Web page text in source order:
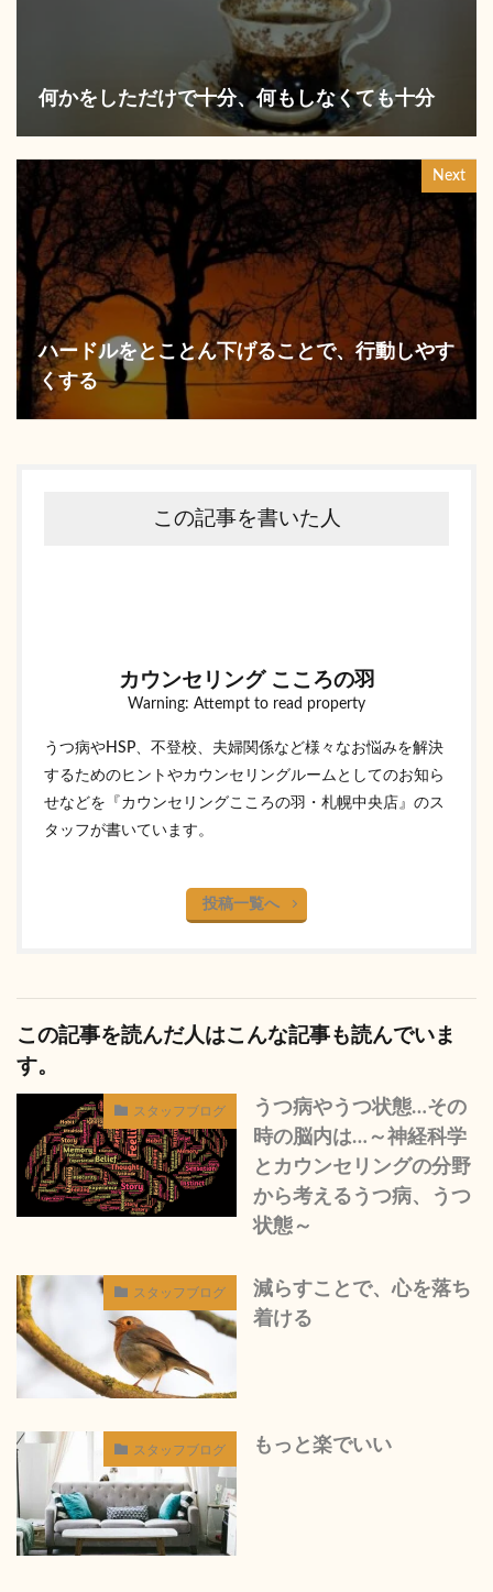
何かをしただけで十分、何もしなくても十分
Next
ハードルをとことん下げることで、行動しやす
くする
この記事を書いた人
カウンセリング こころの羽
Warning: Attempt to read property
うつ病やHSP、不登校、夫婦関係など様々なお悩みを解決
するためのヒントやカウンセリングルームとしてのお知ら
せなどを『カウンセリングこころの羽・札幌中央店』のス
タッフが書いています。
投稿一覧へ
この記事を読んだ人はこんな記事も読んでいま
す。
スタッフブログ
うつ病やうつ状態…その
時の脳内は…～神経科学
とカウンセリングの分野
から考えるうつ病、うつ
状態～
スタッフブログ
減らすことで、心を落ち
着ける
スタッフブログ もっと楽でいい